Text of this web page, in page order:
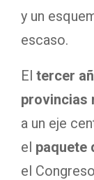
y un
escaso.
El tercer
provincias
a un eje
el paquete
el